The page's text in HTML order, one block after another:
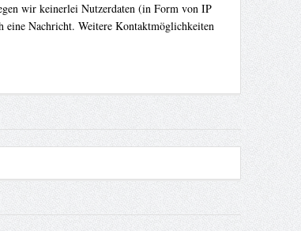
wir keinerlei Nutzerdaten (in Form von IP
eine Nachricht. Weitere Kontaktmöglichkeiten